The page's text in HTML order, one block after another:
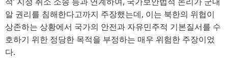
알 권리를 침해한다고까지 주장했는데, 이는 북한의 위협이
상존하는 상황에서 국가의 안전과 자유민주적 기본질서를 수
호하기 위한 정당한 목적을 부정하는 매우 위험한 주장이었
다.